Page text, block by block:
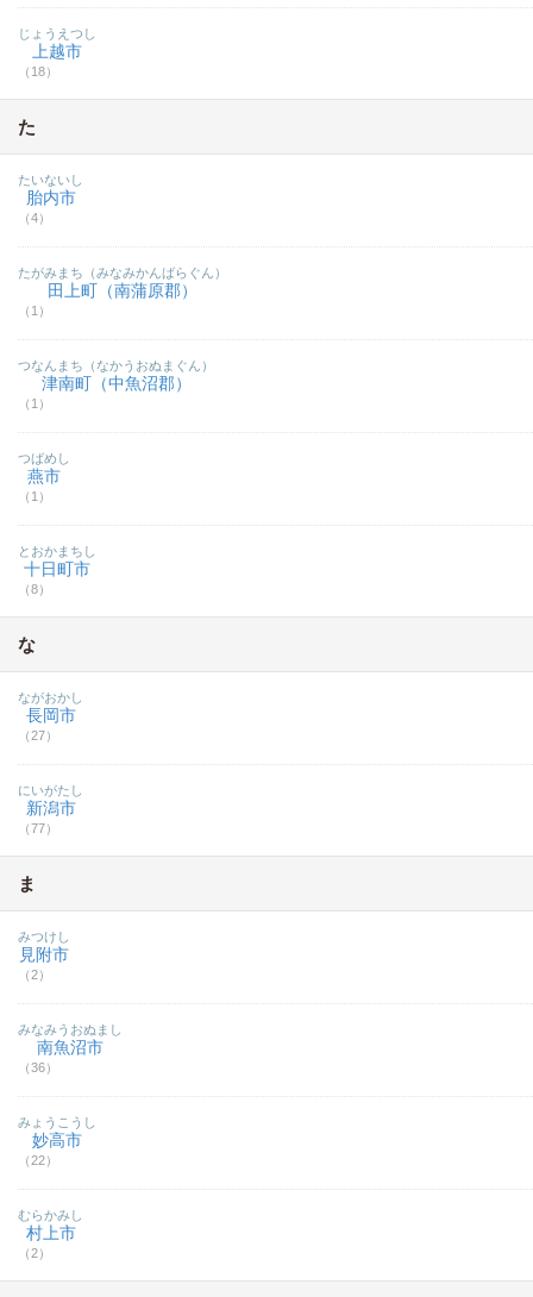
上越市
（18）
じょうえつし
た
胎内市
（4）
たいないし
田上町（南蒲原郡）
（1）
たがみまち（みなみかんばらぐん）
津南町（中魚沼郡）
（1）
つなんまち（なかうおぬまぐん）
燕市
（1）
つばめし
十日町市
（8）
とおかまちし
な
長岡市
（27）
ながおかし
新潟市
（77）
にいがたし
ま
見附市
（2）
みつけし
南魚沼市
（36）
みなみうおぬまし
妙高市
（22）
みょうこうし
村上市
（2）
むらかみし